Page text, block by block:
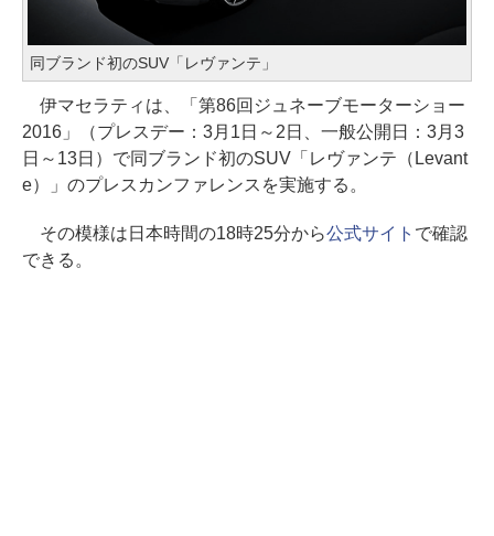
同ブランド初のSUV「レヴァンテ」
伊マセラティは、「第86回ジュネーブモーターショー
2016」（プレスデー：3月1日～2日、一般公開日：3月3
日～13日）で同ブランド初のSUV「レヴァンテ（Levant
e）」のプレスカンファレンスを実施する。
その模様は日本時間の18時25分から公式サイト で確認
できる。